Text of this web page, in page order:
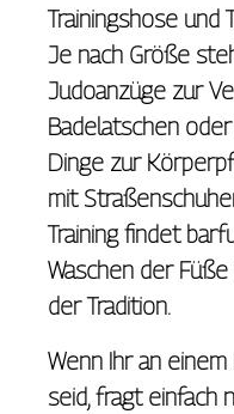
Trainingshose und
Je nach Größe
Judoanzüge zur
Badelatschen
Dinge zur
mit
Training findet
Waschen der
der Tradition.
Wenn Ihr an
seid, fragt einfach